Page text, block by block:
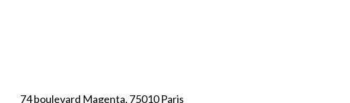
74 boulevard Magenta, 75010 Paris